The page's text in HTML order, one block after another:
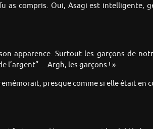
as compris. Oui, Asagi est
apparence. Surtout les garçons de
l’argent”… Argh, les garçons ! »
presque comme si elle était